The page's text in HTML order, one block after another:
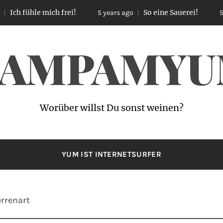
mich frei! 5 years ago So eine Sauerei! 5 years
Worüber willst Du sonst weinen?
YUM IST INTERNETSURFER